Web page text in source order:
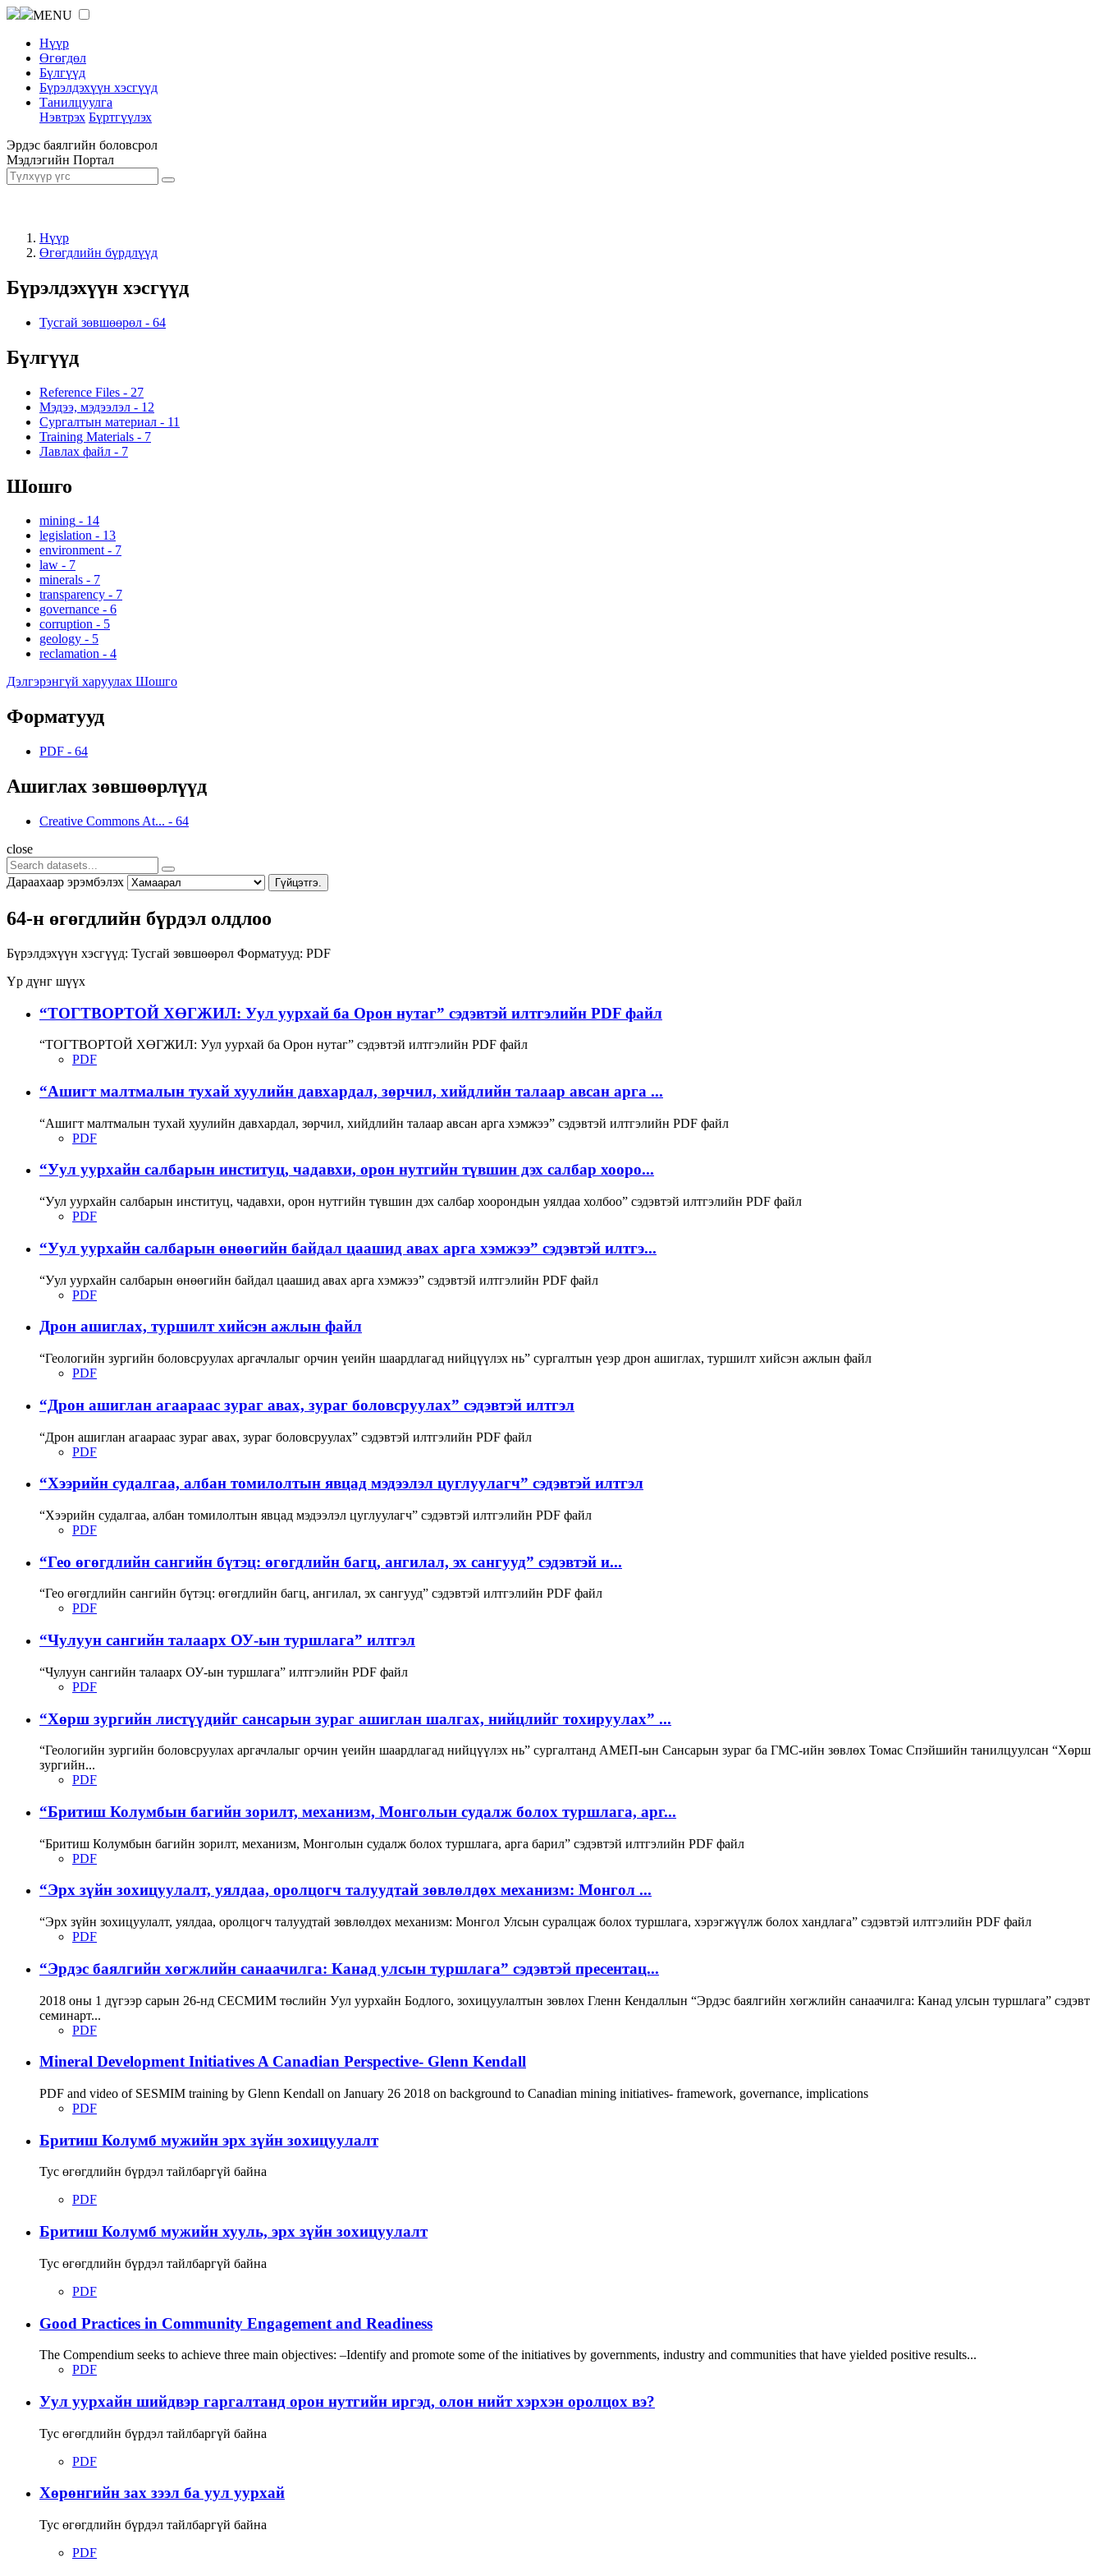
MENU
Нүүр
Өгөгдөл
Бүлгүүд
Бүрэлдэхүүн хэсгүүд
Танилцуулга
Нэвтрэх Бүртгүүлэх
Эрдэс баялгийн боловсрол
Мэдлэгийн Портал
Нүүр
Өгөгдлийн бүрдлүүд
Бүрэлдэхүүн хэсгүүд
Тусгай зөвшөөрөл - 64
Бүлгүүд
Reference Files - 27
Мэдээ, мэдээлэл - 12
Сургалтын материал - 11
Training Materials - 7
Лавлах файл - 7
Шошго
mining - 14
legislation - 13
environment - 7
law - 7
minerals - 7
transparency - 7
governance - 6
corruption - 5
geology - 5
reclamation - 4
Дэлгэрэнгүй харуулах Шошго
Форматууд
PDF - 64
Ашиглах зөвшөөрлүүд
Creative Commons At... - 64
close
Дараахаар эрэмбэлэх Гүйцэтгэ.
64-н өгөгдлийн бүрдэл олдлоо
Бүрэлдэхүүн хэсгүүд: Тусгай зөвшөөрөл Форматууд: PDF
Үр дүнг шүүх
“ТОГТВОРТОЙ ХӨГЖИЛ: Уул уурхай ба Орон нутаг” сэдэвтэй илтгэлийн PDF файл
“ТОГТВОРТОЙ ХӨГЖИЛ: Уул уурхай ба Орон нутаг” сэдэвтэй илтгэлийн PDF файл
PDF
“Ашигт малтмалын тухай хуулийн давхардал, зөрчил, хийдлийн талаар авсан арга ...
“Ашигт малтмалын тухай хуулийн давхардал, зөрчил, хийдлийн талаар авсан арга хэмжээ” сэдэвтэй илтгэлийн PDF файл
PDF
“Уул уурхайн салбарын институц, чадавхи, орон нутгийн түвшин дэх салбар хооро...
“Уул уурхайн салбарын институц, чадавхи, орон нутгийн түвшин дэх салбар хоорондын уялдаа холбоо” сэдэвтэй илтгэлийн PDF файл
PDF
“Уул уурхайн салбарын өнөөгийн байдал цаашид авах арга хэмжээ” сэдэвтэй илтгэ...
“Уул уурхайн салбарын өнөөгийн байдал цаашид авах арга хэмжээ” сэдэвтэй илтгэлийн PDF файл
PDF
Дрон ашиглах, туршилт хийсэн ажлын файл
“Геологийн зургийн боловсруулах аргачлалыг орчин үеийн шаардлагад нийцүүлэх нь” сургалтын үеэр дрон ашиглах, туршилт хийсэн ажлын файл
PDF
“Дрон ашиглан агаараас зураг авах, зураг боловсруулах” сэдэвтэй илтгэл
“Дрон ашиглан агаараас зураг авах, зураг боловсруулах” сэдэвтэй илтгэлийн PDF файл
PDF
“Хээрийн судалгаа, албан томилолтын явцад мэдээлэл цуглуулагч” сэдэвтэй илтгэл
“Хээрийн судалгаа, албан томилолтын явцад мэдээлэл цуглуулагч” сэдэвтэй илтгэлийн PDF файл
PDF
“Гео өгөгдлийн сангийн бүтэц: өгөгдлийн багц, ангилал, эх сангууд” сэдэвтэй и...
“Гео өгөгдлийн сангийн бүтэц: өгөгдлийн багц, ангилал, эх сангууд” сэдэвтэй илтгэлийн PDF файл
PDF
“Чулуун сангийн талаарх ОУ-ын туршлага” илтгэл
“Чулуун сангийн талаарх ОУ-ын туршлага” илтгэлийн PDF файл
PDF
“Хөрш зургийн листүүдийг сансарын зураг ашиглан шалгах, нийцлийг тохируулах” ...
“Геологийн зургийн боловсруулах аргачлалыг орчин үеийн шаардлагад нийцүүлэх нь” сургалтанд АМЕП-ын Сансарын зураг ба ГМС-ийн зөвлөх Томас Спэйшийн танилцуулсан “Хөрш
зургийн...
PDF
“Бритиш Колумбын багийн зорилт, механизм, Монголын судалж болох туршлага, арг...
“Бритиш Колумбын багийн зорилт, механизм, Монголын судалж болох туршлага, арга барил” сэдэвтэй илтгэлийн PDF файл
PDF
“Эрх зүйн зохицуулалт, уялдаа, оролцогч талуудтай зөвлөлдөх механизм: Монгол ...
“Эрх зүйн зохицуулалт, уялдаа, оролцогч талуудтай зөвлөлдөх механизм: Монгол Улсын суралцаж болох туршлага, хэрэгжүүлж болох хандлага” сэдэвтэй илтгэлийн PDF файл
PDF
“Эрдэс баялгийн хөгжлийн санаачилга: Канад улсын туршлага” сэдэвтэй пресентац...
2018 оны 1 дүгээр сарын 26-нд СЕСМИМ төслийн Уул уурхайн Бодлого, зохицуулалтын зөвлөх Гленн Кендаллын “Эрдэс баялгийн хөгжлийн санаачилга: Канад улсын туршлага” сэдэвт
семинарт...
PDF
Mineral Development Initiatives A Canadian Perspective- Glenn Kendall
PDF and video of SESMIM training by Glenn Kendall on January 26 2018 on background to Canadian mining initiatives- framework, governance, implications
PDF
Бритиш Колумб мужийн эрх зүйн зохицуулалт
Тус өгөгдлийн бүрдэл тайлбаргүй байна
PDF
Бритиш Колумб мужийн хууль, эрх зүйн зохицуулалт
Тус өгөгдлийн бүрдэл тайлбаргүй байна
PDF
Good Practices in Community Engagement and Readiness
The Compendium seeks to achieve three main objectives: –Identify and promote some of the initiatives by governments, industry and communities that have yielded positive results...
PDF
Уул уурхайн шийдвэр гаргалтанд орон нутгийн иргэд, олон нийт хэрхэн оролцох вэ?
Тус өгөгдлийн бүрдэл тайлбаргүй байна
PDF
Хөрөнгийн зах зээл ба уул уурхай
Тус өгөгдлийн бүрдэл тайлбаргүй байна
PDF